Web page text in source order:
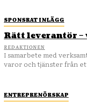
ENTREPRENÖRSKAP
SPONSRAT INLÄGG
Rätt leverantör
REDAKTIONEN
I samarbete med verksamt.se När ditt företag behöver
varor och tjänster från